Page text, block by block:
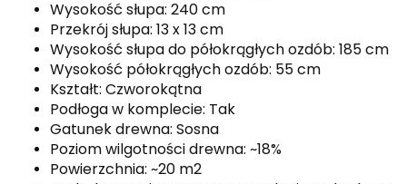
Wysokość słupa: 240 cm
Przekrój słupa: 13 x 13 cm
Wysokość słupa do półokrągłych ozdób: 185 cm
Wysokość półokrągłych ozdób: 55 cm
Kształt: Czworokątna
Podłoga w komplecie: Tak
Gatunek drewna: Sosna
Poziom wilgotności drewna: ~18%
Powierzchnia: ~20 m2